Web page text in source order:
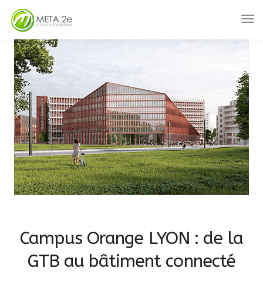
Campus Orange LYON : de la
GTB au bâtiment connecté